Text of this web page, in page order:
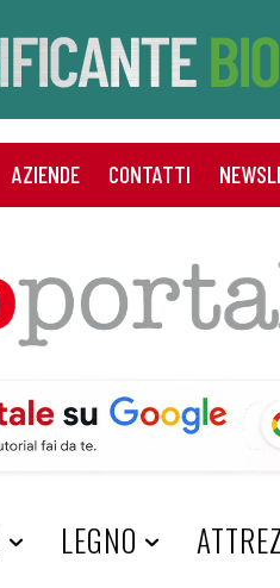
AZIENDE CONTATTI
LEGNO